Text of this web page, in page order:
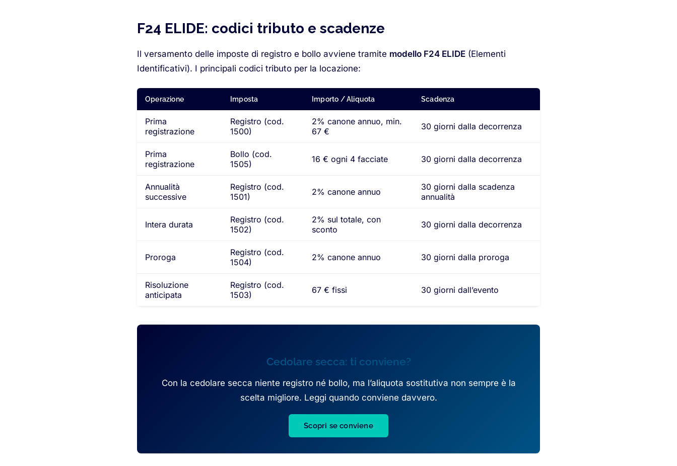
F24 ELIDE: codici tributo e scadenze
Il versamento delle imposte di registro e bollo avviene tramite modello F24 ELIDE (Elementi
Identificativi). I principali codici tributo per la locazione:
Operazione Imposta Importo / Aliquota Scadenza
Prima
registrazione
Registro (cod.
1500)
2% canone annuo, min.
67 €
30 giorni dalla decorrenza
Prima
registrazione
Bollo (cod.
1505)
16 € ogni 4 facciate 30 giorni dalla decorrenza
Annualità
successive
Registro (cod.
1501)
2% canone annuo
30 giorni dalla scadenza
annualità
Intera durata
Registro (cod.
1502)
2% sul totale, con
sconto
30 giorni dalla decorrenza
Proroga
Registro (cod.
1504)
2% canone annuo 30 giorni dalla proroga
Risoluzione
anticipata
Registro (cod.
1503)
67 € fissi 30 giorni dall’evento
Cedolare secca: ti conviene?
Con la cedolare secca niente registro né bollo, ma l’aliquota sostitutiva non sempre è la
scelta migliore. Leggi quando conviene davvero.
Scopri se conviene